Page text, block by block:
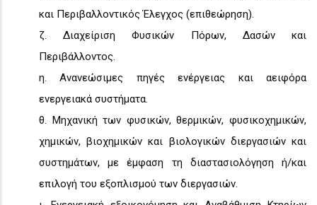
και Περιβαλλοντικός Έλεγχος (επιθεώρηση).
ζ. Διαχείριση Φυσικών Πόρων, Δασών και
Περιβάλλοντος.
η. Ανανεώσιμες πηγές ενέργειας και αειφόρα
ενεργειακά συστήματα.
θ. Μηχανική των φυσικών, θερμικών, φυσικοχημικών,
χημικών, βιοχημικών και βιολογικών διεργασιών και
συστημάτων, με έμφαση τη διαστασιολόγηση ή/και
επιλογή του εξοπλισμού των διεργασιών.